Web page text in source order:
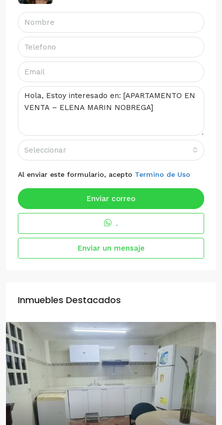
Seleccionar
Al enviar este formulario, acepto Termino de Uso
Enviar correo
.
Enviar un mensaje
Inmuebles Destacados